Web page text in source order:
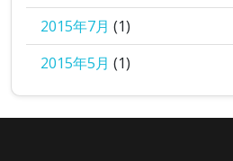
2015年7月 (1)
2015年5月 (1)